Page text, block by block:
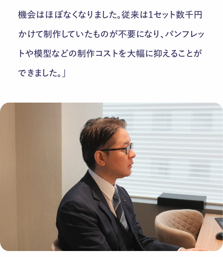
機会はほぼなくなりました。従来は1セット数千円
かけて制作していたものが不要になり、パンフレッ
トや模型などの制作コストを大幅に抑えることが
できました。」